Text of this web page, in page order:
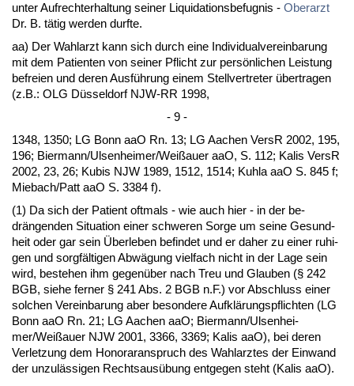
un­ter Auf­recht­er­hal­tung sei­ner Li­qui­da­ti­ons­be­fug­nis - Ober­arzt
Dr. B. tätig wer­den durf­te.
aa) Der Wahl­arzt kann sich durch ei­ne In­di­vi­du­al­ver­ein­ba­rung
mit dem Pa­ti­en­ten von sei­ner Pflicht zur persönli­chen Leis­tung
be­frei­en und de­ren Ausführung ei­nem Stell­ver­tre­ter über­tra­gen
(z.B.: OLG Düssel­dorf NJW-RR 1998,
- 9 -
1348, 1350; LG Bonn aaO Rn. 13; LG Aa­chen VersR 2002, 195,
196; Bier­mann/Ul­sen­hei­mer/Weißau­er aaO, S. 112; Ka­lis VersR
2002, 23, 26; Ku­bis NJW 1989, 1512, 1514; Kuh­la aaO S. 845 f;
Mie­bach/Patt aaO S. 3384 f).
(1) Da sich der Pa­ti­ent oft­mals - wie auch hier - in der be­
drängen­den Si­tua­ti­on ei­ner schwe­ren Sor­ge um sei­ne Ge­sund­
heit oder gar sein Über­le­ben be­fin­det und er da­her zu ei­ner ru­hi­
gen und sorgfälti­gen Abwägung viel­fach nicht in der La­ge sein
wird, be­ste­hen ihm ge­genüber nach Treu und Glau­ben (§ 242
BGB, sie­he fer­ner § 241 Abs. 2 BGB n.F.) vor Ab­schluss ei­ner
sol­chen Ver­ein­ba­rung aber be­son­de­re Aufklärungs­pflich­ten (LG
Bonn aaO Rn. 21; LG Aa­chen aaO; Bier­mann/Ul­sen­hei­
mer/Weißau­er NJW 2001, 3366, 3369; Ka­lis aaO), bei de­ren
Ver­let­zung dem Ho­no­raran­spruch des Wahl­arz­tes der Ein­wand
der un­zulässi­gen Rechts­ausübung ent­ge­gen steht (Ka­lis aaO).